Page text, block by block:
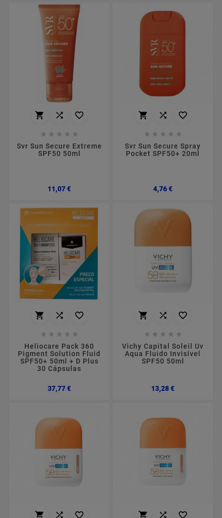
  
    
Svr Sun Secure Extreme
SPF50 50ml
11,07 €Preço
  
    
Svr Sun Secure Spray
Pocket SPF50+ 20ml
4,76 €Preço
  
    
Heliocare Pack 360
Pigment Solution Fluid
SPF50+ 50ml + D Plus
30 Cápsulas
37,77 €Preço
  
    
Vichy Capital Soleil Uv
Aqua Fluido Invisível
SPF50 50ml
13,28 €Preço
     